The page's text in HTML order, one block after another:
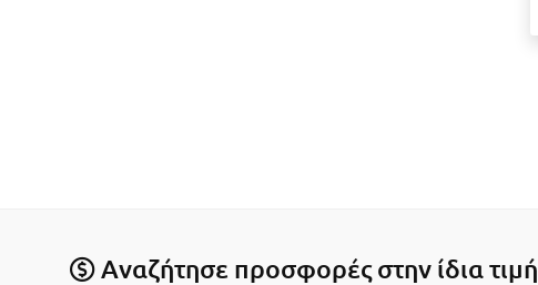
Αναζήτησε προσφορές στην ίδια τιμή